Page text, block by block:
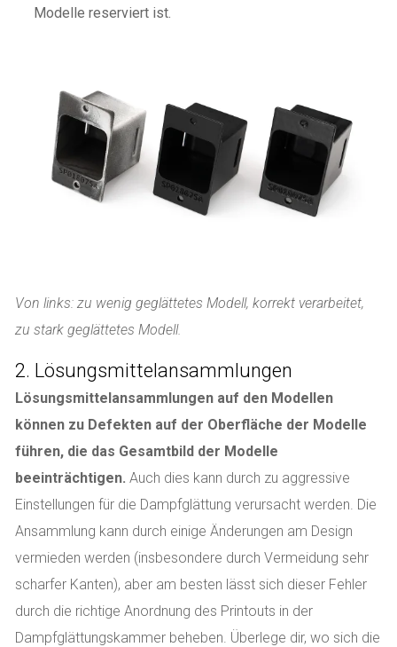
Modelle reserviert ist.
Von links: zu wenig geglättetes Modell, korrekt verarbeitet,
zu stark geglättetes Modell.
2. Lösungsmittelansammlungen
Lösungsmittelansammlungen auf den Modellen
können zu Defekten auf der Oberfläche der Modelle
führen, die das Gesamtbild der Modelle
beeinträchtigen. Auch dies kann durch zu aggressive
Einstellungen für die Dampfglättung verursacht werden. Die
Ansammlung kann durch einige Änderungen am Design
vermieden werden (insbesondere durch Vermeidung sehr
scharfer Kanten), aber am besten lässt sich dieser Fehler
durch die richtige Anordnung des Printouts in der
Dampfglättungskammer beheben. Überlege dir, wo sich die